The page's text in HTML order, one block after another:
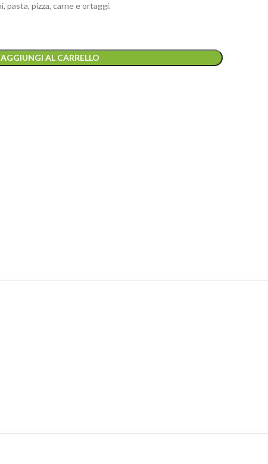
pasta, pizza, carne e ortaggi.
AGGIUNGI AL CARRELLO